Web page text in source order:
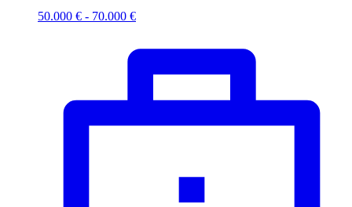
50.000 € - 70.000 €